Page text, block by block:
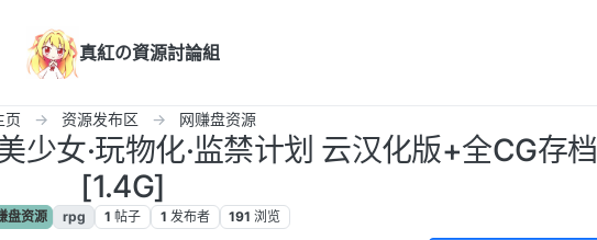
真紅の資源討論組
页 资源发布区 网赚盘资源
少女·玩物化·监禁计划 云汉化版+全CG存档
[1.4G]
盘资源 rpg 1 帖子 1 发布者 191 浏览